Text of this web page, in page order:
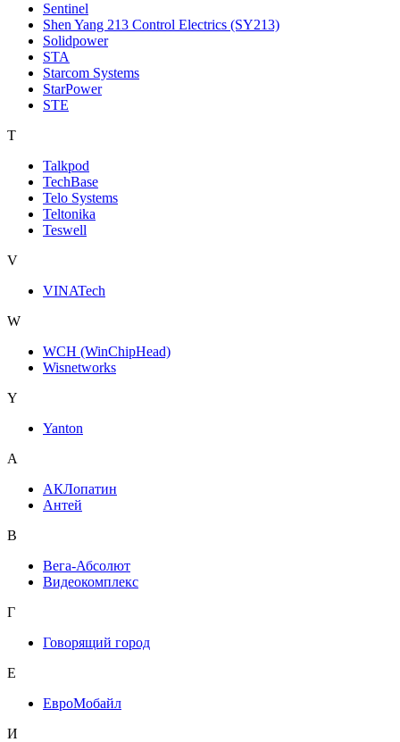
Sentinel
Shen Yang 213 Control Electrics (SY213)
Solidpower
STA
Starcom Systems
StarPower
STE
T
Talkpod
TechBase
Telo Systems
Teltonika
Teswell
V
VINATech
W
WCH (WinChipHead)
Wisnetworks
Y
Yanton
А
АКЛопатин
Антей
В
Вега-Абсолют
Видеокомплекс
Г
Говорящий город
Е
ЕвроМобайл
И